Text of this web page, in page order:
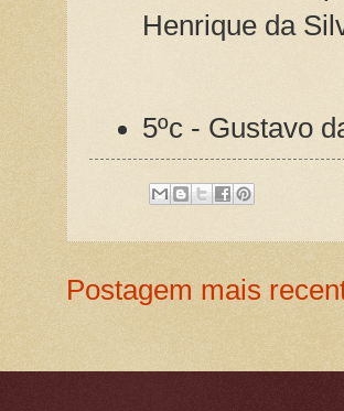
Henrique da
5ºc - Gustavo
Postagem mais